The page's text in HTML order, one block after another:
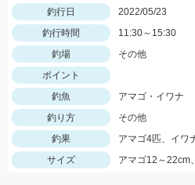
釣行日
2022/05/23
釣行時間
11:30～15:30
釣場
その他
ポイント
釣魚
アマゴ・イワナ
釣り方
その他
釣果
アマゴ4匹、イワ
サイズ
アマゴ12～22cm